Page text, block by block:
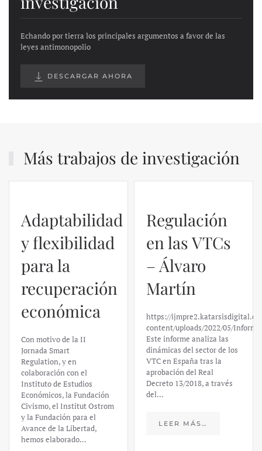
Echando por tierra los principales argumentos a favor de las
leyes antimonopolio
DESCARGAR AHORA
Más trabajos de investigación
Regulación
en las VTCs
– Álvaro
Martín
https://ijmpre2.katarsisdigital.com/wp-
content/uploads/2022/05/Informe_sobre_las_VTC.pdf
Este informe analiza las
dinámicas del sector de los
VTC en España tras la
aprobación del Real
Decreto 13/2018, a través
del…
LEER MÁS…
El caso de
Silicon
Valley Bank:
un análisis
financiero –
Daniel
Fernández